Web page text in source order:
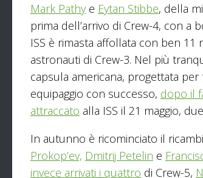
Mark Pathy e Eytan Stibbe, della
prima dell’arrivo di Crew-4, con a
ISS è rimasta affollata con ben 11
astronauti di Crew-3. Nel più
capsula americana, progettata
equipaggio con successo, dopo il
attraccato alla ISS il 21 maggio,
In autunno è ricominciato il
Prokop’ev, Dmitrij Petelin e
invece arrivati i quattro di Crew-5,